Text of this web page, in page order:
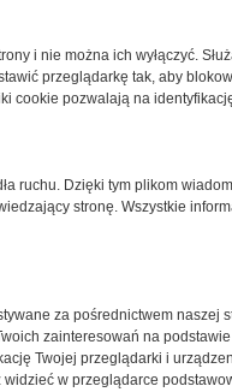
i nie można ich wyłączyć.
przeglądarkę tak, aby
cookie pozwalają na
ruchu. Dzięki tym plikom
stronę. Wszystkie
za pośrednictwem naszej
zainteresowań na
Twojej przeglądarki i
w przeglądarce